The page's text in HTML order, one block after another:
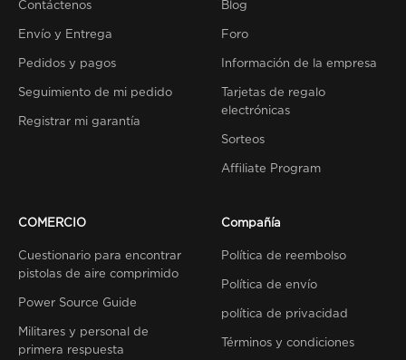
Contáctenos
Envío y Entrega
Pedidos y pagos
Seguimiento de mi pedido
Registrar mi garantía
Blog
Foro
Información de la empresa
Tarjetas de regalo
electrónicas
Sorteos
Affiliate Program
COMERCIO
Cuestionario para encontrar
pistolas de aire comprimido
Power Source Guide
Militares y personal de
primera respuesta
Compañía
Política de reembolso
Política de envío
política de privacidad
Términos y condiciones